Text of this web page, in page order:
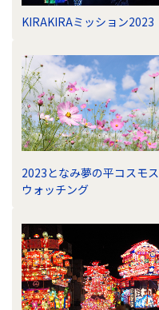
KIRAKIRAミッション2023
2023となみ夢の平コスモス
ウォッチング